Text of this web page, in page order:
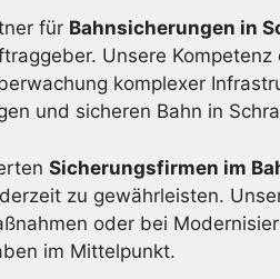
für Bahnsicherungen in
Unsere
komplexer
und sicheren Bahn in
Sicherungsfirmen im
zu gewährleisten.
oder bei
im Mittelpunkt.